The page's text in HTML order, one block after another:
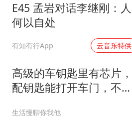
E45 孟岩对话李继刚：人
何以自处
有知有行App 云音乐特供
高级的车钥匙里有芯片，
配钥匙能打开车门，不点
生活慢聊你我他